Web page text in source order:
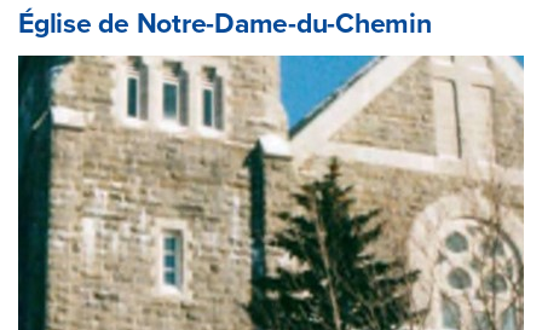
Église de Notre-Dame-du-Chemin